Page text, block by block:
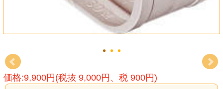
価格:9,900円(税抜 9,000円、税 900円)